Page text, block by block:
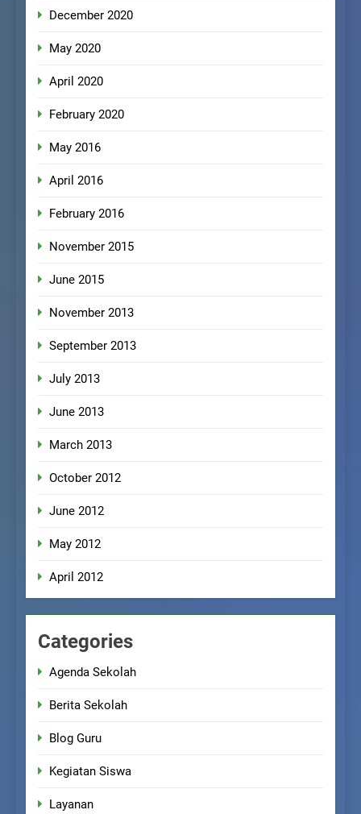
December 2020
May 2020
April 2020
February 2020
May 2016
April 2016
February 2016
November 2015
June 2015
November 2013
September 2013
July 2013
June 2013
March 2013
October 2012
June 2012
May 2012
April 2012
Categories
Agenda Sekolah
Berita Sekolah
Blog Guru
Kegiatan Siswa
Layanan